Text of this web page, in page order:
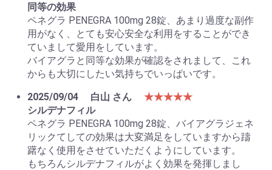
お買い物を続ける カートへ進む
同等の効果
ペネグラ PENEGRA 100mg 28錠、あまり過度な副作
用がなく、とても安心安全な利用をすることができ
ていまして愛用をしています。
バイアグラと同等な効果が確認をされまして、これ
からも大切にしたい気持ちでいっぱいです。
2025/09/04
白山 さん
★★★★★
シルデナフィル
ペネグラ PENEGRA 100mg 28錠、バイアグラジェネ
リックてしての効果は大変満足をしていますから躊
躇なく使用をさせていただくようにしています。
もちろんシルデナフィルがよく効果を発揮しまし